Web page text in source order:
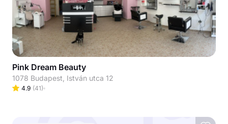
Pink Dream Beauty
1078 Budapest, István utca 12
4.9 (41)